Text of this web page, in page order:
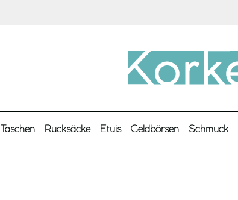
Taschen Rucksäcke Etuis Geldbörsen Schmuck